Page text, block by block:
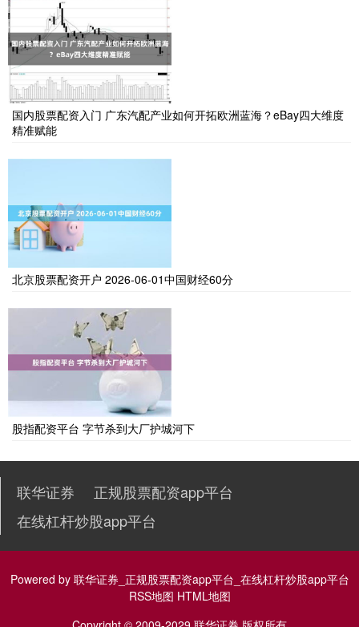
国内股票配资入门 广东汽配产业如何开拓欧洲蓝海？eBay四大维度
精准赋能
北京股票配资开户 2026-06-01中国财经60分
股指配资平台 字节杀到大厂护城河下
联华证券
正规股票配资app平台
在线杠杆炒股app平台
Powered by 联华证券_正规股票配资app平台_在线杠杆炒股app平台
RSS地图 HTML地图